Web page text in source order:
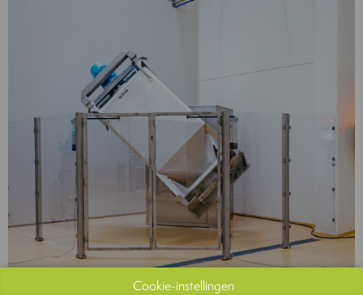
Cookie-instellingen